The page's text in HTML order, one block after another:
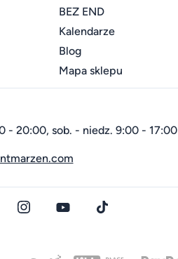
BEZ END
Kalendarze
Blog
Mapa sklepu
- 20:00, sob. - niedz. 9:00 - 17:00